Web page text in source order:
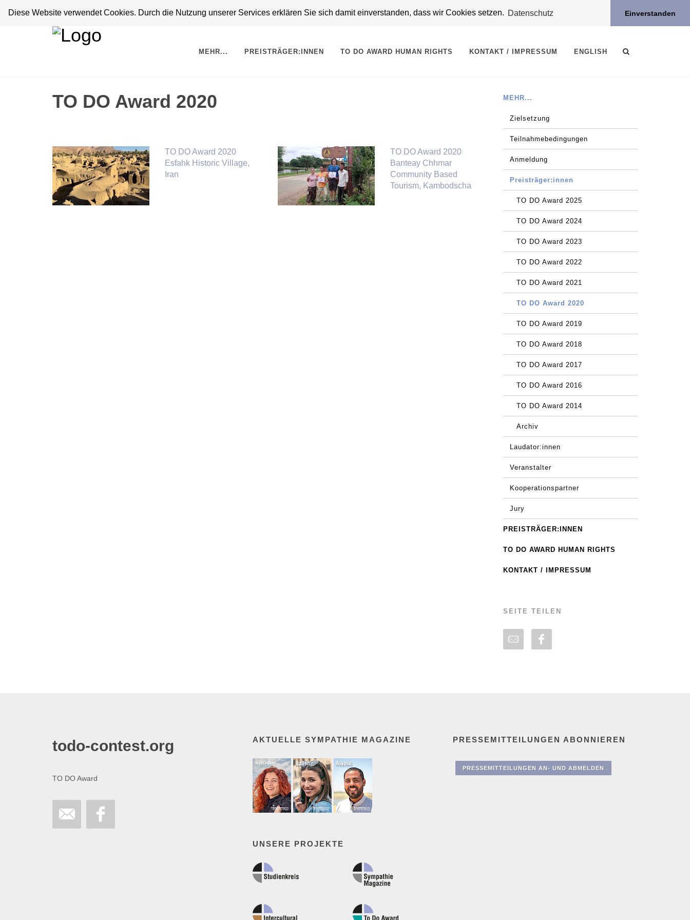
Diese Website verwendet Cookies. Durch die Nutzung unserer Services erklären Sie sich damit einverstanden, dass wir Cookies setzen. Datenschutz Einverstanden
MEHR... PREISTRÄGER:INNEN TO DO AWARD HUMAN RIGHTS KONTAKT / IMPRESSUM ENGLISH
TO DO Award 2020
TO DO Award 2020
Esfahk Historic Village,
Iran
TO DO Award 2020
Banteay Chhmar
Community Based
Tourism, Kambodscha
MEHR...
Zielsetzung
Teilnahmebedingungen
Anmeldung
Preisträger:innen
TO DO Award 2025
TO DO Award 2024
TO DO Award 2023
TO DO Award 2022
TO DO Award 2021
TO DO Award 2020
TO DO Award 2019
TO DO Award 2018
TO DO Award 2017
TO DO Award 2016
TO DO Award 2014
Archiv
Laudator:innen
Veranstalter
Kooperationspartner
Jury
PREISTRÄGER:INNEN
TO DO AWARD HUMAN RIGHTS
KONTAKT / IMPRESSUM
SEITE TEILEN
todo-contest.org
TO DO Award
AKTUELLE SYMPATHIE MAGAZINE
UNSERE PROJEKTE
PRESSEMITTEILUNGEN ABONNIEREN
PRESSEMITTEILUNGEN AN- UND ABMELDEN